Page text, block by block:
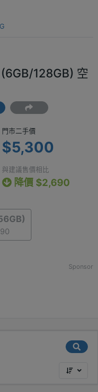
128GB) 空
) $5,590
門市二手價
門市二手價
$5,300
與建議售價相比
降價 $2,690
Sponsor